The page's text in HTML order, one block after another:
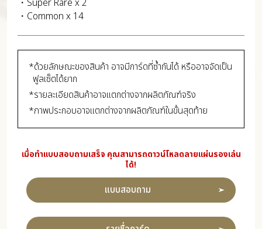
・Super Rare x 2
・Common x 14
*ด้วยลักษณะของสินค้า อาจมีการ์ดที่ซ้ำกันได้ หรืออาจจัดเป็น
ฟูลเซ็ตได้ยาก
*รายละเอียดสินค้าอาจแตกต่างจากผลิตภัณฑ์จริง
*ภาพประกอบอาจแตกต่างจากผลิตภัณฑ์ในขั้นสุดท้าย
เมื่อทำแบบสอบถามเสร็จ คุณสามารถดาวน์โหลดลายแผ่นรองเล่น
ได้!
แบบสอบถาม